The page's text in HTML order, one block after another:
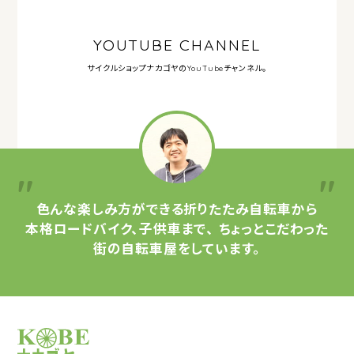
YOUTUBE CHANNEL
サイクルショップナカゴヤのYouTubeチャンネル。
色んな楽しみ方ができる折りたたみ自転車から
本格ロードバイク、子供車まで、 ちょっとこだわった
街の自転車屋をしています。
サイクルショップナカゴヤ